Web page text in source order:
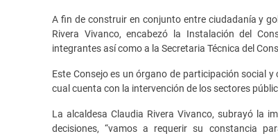
A fin de construir en conjunto entre ciudadanía y
Rivera Vivanco, encabezó la Instalación del
integrantes así como a la Secretaria Técnica del
Este Consejo es un órgano de participación social
cual cuenta con la intervención de los sectores
La alcaldesa Claudia Rivera Vivanco, subrayó la
decisiones, “vamos a requerir su constancia